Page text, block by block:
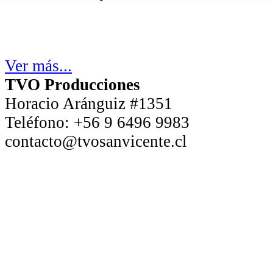
Ver más...
TVO Producciones
Horacio Aránguiz #1351
Teléfono: +56 9 6496 9983
contacto@tvosanvicente.cl